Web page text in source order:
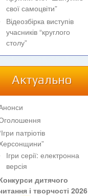
свої самоцвіти”
Відеозбірка виступів
учасників “круглого
столу”
Актуально
патріотів
Ігри серії: електронна
версія
дитячого
і творчості 2026